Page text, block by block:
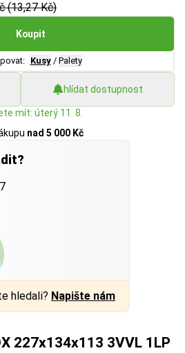
(13,27 Kč)
Koupit
Kusy / Palety
hlídat dostupnost
mít: úterý 11. 8.
nad 5 000 Kč
hledali? Napište nám
227x134x113 3VVL 1LP